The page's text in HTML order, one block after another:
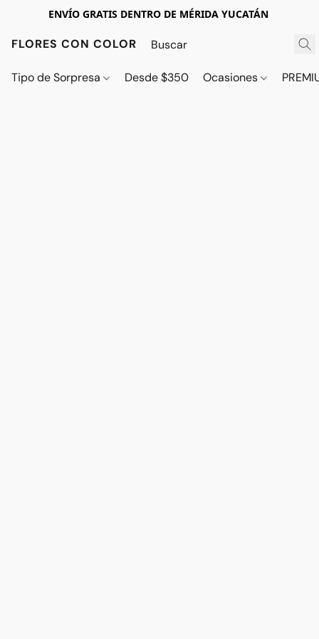
ENVÍO GRATIS DENTRO DE MÉRIDA YUCATÁN
FLORES CON COLOR
Tipo de Sorpresa Desde $350 Ocasiones